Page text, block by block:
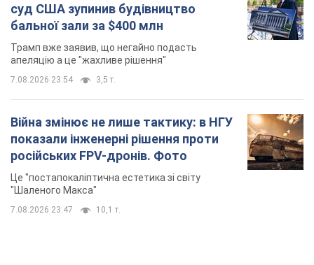
суд США зупинив будівництво
бальної зали за $400 млн
Трамп вже заявив, що негайно подасть
апеляцію а це "жахливе рішення"
7.08.2026 23:54 3,5 т.
Війна змінює не лише тактику: в НГУ
показали інженерні рішення проти
російських FPV-дронів. Фото
Це "постапокаліптична естетика зі світу
"Шаленого Макса"
7.08.2026 23:47 10,1 т.